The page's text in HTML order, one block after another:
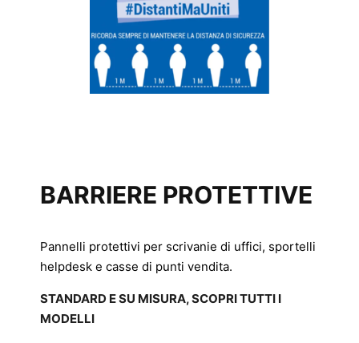
BARRIERE PROTETTIVE
Pannelli protettivi per scrivanie di uffici, sportelli
helpdesk e casse di punti vendita.
STANDARD E SU MISURA, SCOPRI TUTTI I
MODELLI